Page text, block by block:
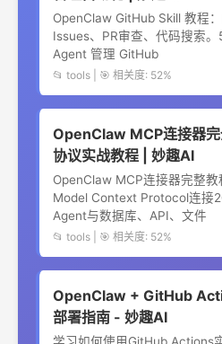
OpenClaw GitHub Skill 教程
Issues、PR审查、代码搜索
Agent 管理 GitHub
📂 tools | 🎯 相关度: 52%
OpenClaw MCP连接器
协议实战教程 | 妙趣AI
OpenClaw MCP连接器完整教
Model Context Protocol连接
Agent与数据库、API、文件
📂 tools | 🎯 相关度: 52%
OpenClaw + GitHub
部署指南 - 妙趣AI